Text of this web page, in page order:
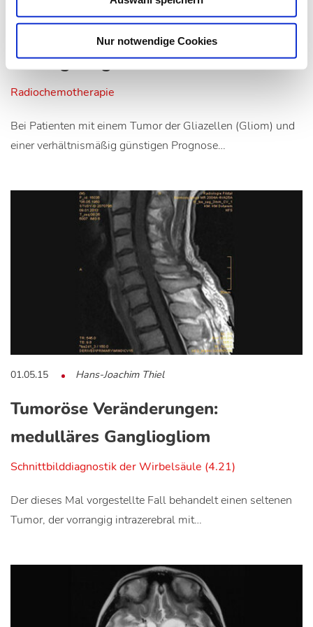
Nur notwendige Cookies
Lebensverlängerung auch bei
niedergradigen Gliomen
Radiochemotherapie
Bei Patienten mit einem Tumor der Gliazellen (Gliom) und
einer verhältnismäßig günstigen Prognose…
01.05.15 Hans-Joachim Thiel
Tumoröse Veränderungen:
medulläres Gangliogliom
Schnittbilddiagnostik der Wirbelsäule (4.21)
Der dieses Mal vorgestellte Fall behandelt einen seltenen
Tumor, der vorrangig intrazerebral mit…